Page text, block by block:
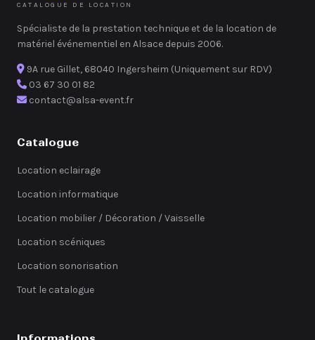
CATALOGUE DE LOCATION
Spécialiste de la prestation technique et de la location de
matériel événementiel en Alsace depuis 2006.
9A rue Gillet, 68040 Ingersheim (Uniquement sur RDV)
03 67 30 01 82
contact@alsa-event.fr
Catalogue
Location eclairage
Location informatique
Location mobilier / Décoration / Vaisselle
Location scéniques
Location sonorisation
Tout le catalogue